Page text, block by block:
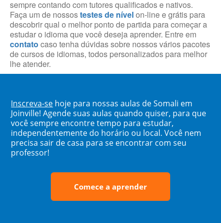
sempre contando com tutores qualificados e nativos.
Faça um de nossostestes de nívelon-line e grátis para
descobrir qual o melhor ponto de partida para começar a
estudar o idioma que você deseja aprender. Entre em
contato caso tenha dúvidas sobre nossos vários pacotes
de cursos de idiomas, todos personalizados para melhor
lhe atender.
Inscreva-se hoje para nossas aulas de Somali em
Joinville! Agende suas aulas quando quiser, para que
você sempre encontre tempo para estudar,
independentemente do horário ou local. Você nem
precisa sair de casa para se encontrar com seu
professor!
Comece a aprender